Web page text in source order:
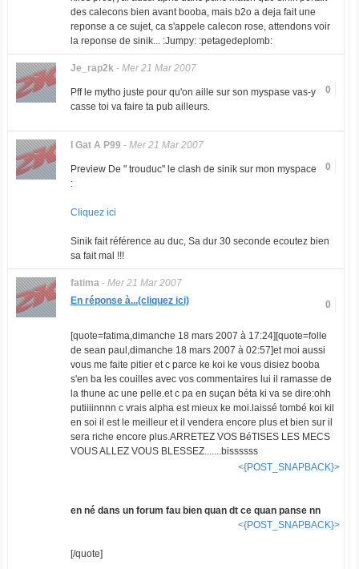
des calecons bien avant booba, mais b2o a deja fait une
reponse a ce sujet, ca s'appele calecon rose, attendons voir
la reponse de sinik... :Jumpy: :petagedeplomb:
Je_rap2k- Mer 21 Mar 2007
0
Pff le mytho juste pour qu'on aille sur son myspase vas-y
casse toi va faire ta pub ailleurs.
I Gat A P99 - Mer 21 Mar 2007
0
Preview De " trouduc" le clash de sinik sur mon myspace
:
Cliquez ici
Sinik fait référence au duc, Sa dur 30 seconde ecoutez bien
sa fait mal !!!
fatima- Mer 21 Mar 2007
0
En réponse à...(cliquez ici)
[quote=fatima,dimanche 18 mars 2007 à 17:24][quote=folle
de sean paul,dimanche 18 mars 2007 à 02:57]et moi aussi
vous me faite pitier et c parce ke koi ke vous disiez booba
s'en ba les couilles avec vos commentaires lui il ramasse de
la thune ac une pelle.et c pa en suçan béta ki va se dire:ohh
putiiiinnnn c vrais alpha est mieux ke moi.laissé tombé koi kil
en soi il est le meilleur et il vendera encore plus et bien sur il
sera riche encore plus.ARRETEZ VOS BéTISES LES MECS
VOUS ALLEZ VOUS BLESSEZ.......bissssss
<{POST_SNAPBACK}>
en né dans un forum fau bien quan dt ce quan panse nn
<{POST_SNAPBACK}>
[/quote]